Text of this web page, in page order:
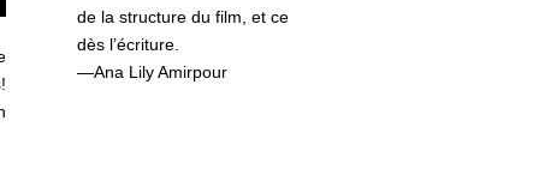
de la structure du film, et ce
dès l’écriture.
—Ana Lily Amirpour